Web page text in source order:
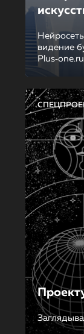
видение
Plus‑one.ru